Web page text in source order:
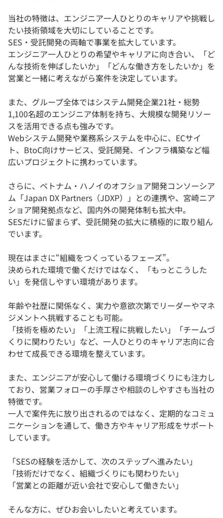
当社の特徴は、エンジニア一人ひとりのキャリアや挑戦し
たい技術領域を大切にしていることです。
SES・受託開発の両軸で事業を拡大しています。
エンジニア一人ひとりの希望やキャリアに向き合い、「ど
んな技術を伸ばしたいか」「どんな働き方をしたいか」を
営業と一緒に考えながら案件を決定しています。
また、グループ全体ではシステム開発企業21社・総勢
1,100名超のエンジニア体制を持ち、大規模な開発リソー
スを活用できる点も強みです。
Webシステム開発や業務系システムを中心に、ECサイ
ト、BtoC向けサービス、受託開発、インフラ構築など幅
広いプロジェクトに携わっています。
さらに、ベトナム・ハノイのオフショア開発コンソーシア
ム「Japan DX Partners（JDXP）」との連携や、宮崎ニア
ショア開発拠点など、国内外の開発体制も拡大中。
SESだけに留まらず、受託開発の拡大に積極的に取り組ん
でいます。
現在はまさに“組織をつくっているフェーズ”。
決められた環境で働くだけではなく、「もっとこうした
い」を発信しやすい環境があります。
年齢や社歴に関係なく、実力や意欲次第でリーダーやマネ
ジメントへ挑戦することも可能。
「技術を極めたい」「上流工程に挑戦したい」「チームづ
くりに関わりたい」など、一人ひとりのキャリア志向に合
わせて成長できる環境を整えています。
また、エンジニアが安心して働ける環境づくりにも注力し
ており、営業フォローの手厚さや相談のしやすさも当社の
特徴です。
一人で案件先に放り出されるのではなく、定期的なコミュ
ニケーションを通して、働き方やキャリア形成をサポート
しています。
「SESの経験を活かして、次のステップへ進みたい」
「技術だけでなく、組織づくりにも関わりたい」
「営業との距離が近い会社で安心して働きたい」
そんな方に、ぜひお会いしたいと考えています。